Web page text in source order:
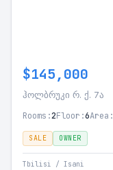
$145,000
ჰოლბრუკი რ. ქ. 7ა
Rooms:2Floor:6Area:
SALE OWNER
Tbilisi / Isani